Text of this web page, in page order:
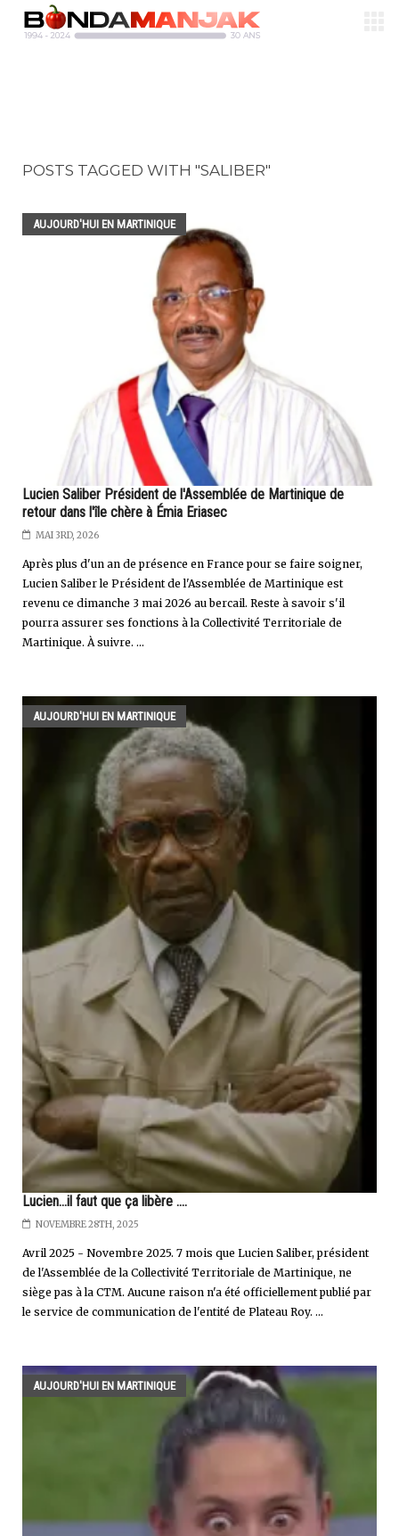
POSTS TAGGED WITH "SALIBER"
AUJOURD'HUI EN MARTINIQUE
Lucien Saliber Président de l'Assemblée de Martinique de
retour dans l'île chère à Émia Eriasec
MAI 3RD, 2026
Après plus d'un an de présence en France pour se faire soigner,
Lucien Saliber le Président de l'Assemblée de Martinique est
revenu ce dimanche 3 mai 2026 au bercail. Reste à savoir s'il
pourra assurer ses fonctions à la Collectivité Territoriale de
Martinique. À suivre. ...
AUJOURD'HUI EN MARTINIQUE
Lucien...il faut que ça libère ....
NOVEMBRE 28TH, 2025
Avril 2025 - Novembre 2025. 7 mois que Lucien Saliber, président
de l'Assemblée de la Collectivité Territoriale de Martinique, ne
siège pas à la CTM. Aucune raison n'a été officiellement publié par
le service de communication de l'entité de Plateau Roy. ...
AUJOURD'HUI EN MARTINIQUE